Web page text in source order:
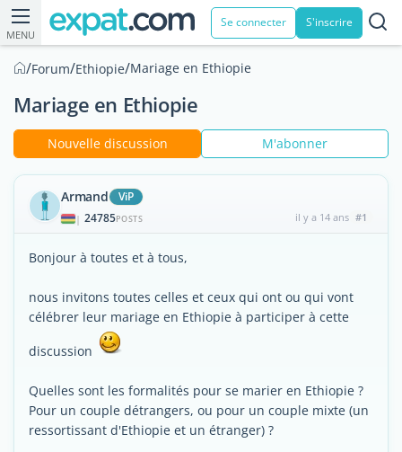
MENU
Se connecter S'inscrire
/Forum/Ethiopie/Mariage en Ethiopie
Mariage en Ethiopie
Nouvelle discussion M'abonner
Armand ViP
| 24785POSTS il y a 14 ans #1
Bonjour à toutes et à tous,
nous invitons toutes celles et ceux qui ont ou qui vont
célébrer leur mariage en Ethiopie à participer à cette
discussion
Quelles sont les formalités pour se marier en Ethiopie ?
Pour un couple détrangers, ou pour un couple mixte (un
ressortissant d'Ethiopie et un étranger) ?